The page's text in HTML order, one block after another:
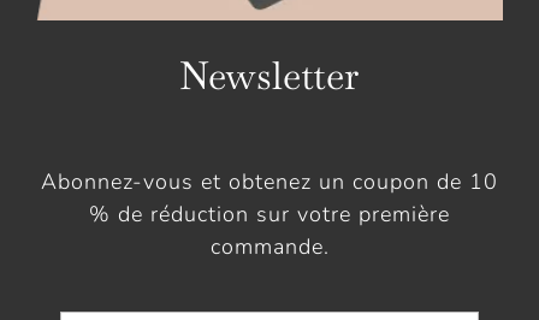
Newsletter
Abonnez-vous et obtenez un coupon de 10
% de réduction sur votre première
commande.